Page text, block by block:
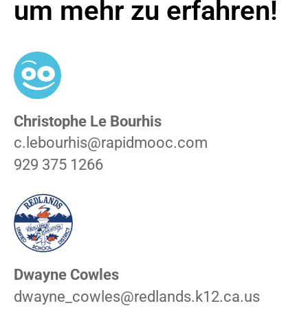
um mehr zu erfahren!
Christophe Le Bourhis
c.lebourhis@rapidmooc.com
929 375 1266
Dwayne Cowles
dwayne_cowles@redlands.k12.ca.us